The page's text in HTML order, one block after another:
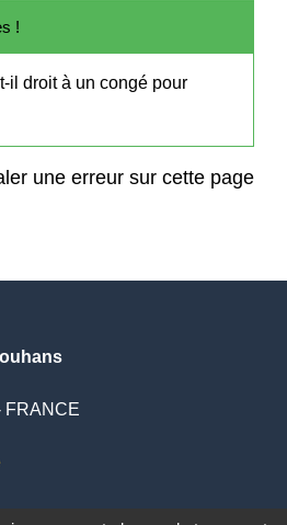
!
il droit à un congé pour
une erreur sur cette page
FRANCE